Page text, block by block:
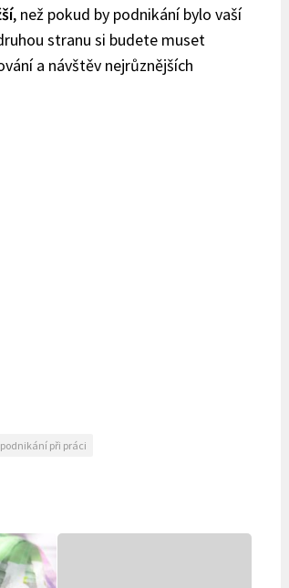
, než pokud by podnikání bylo vaší
stranu si budete muset
a návštěv nejrůznějších
podnikání při práci